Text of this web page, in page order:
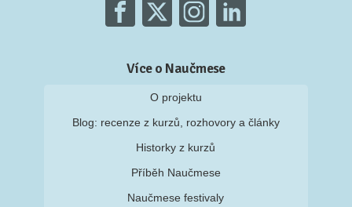
Více o Naučmese
O projektu
Blog: recenze z kurzů, rozhovory a články
Historky z kurzů
Příběh Naučmese
Naučmese festivaly